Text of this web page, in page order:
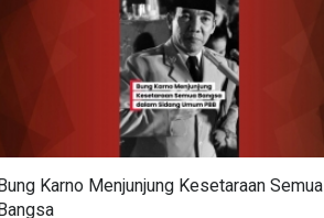
Bung Karno Menjunjung Kesetaraan Semua
Bangsa